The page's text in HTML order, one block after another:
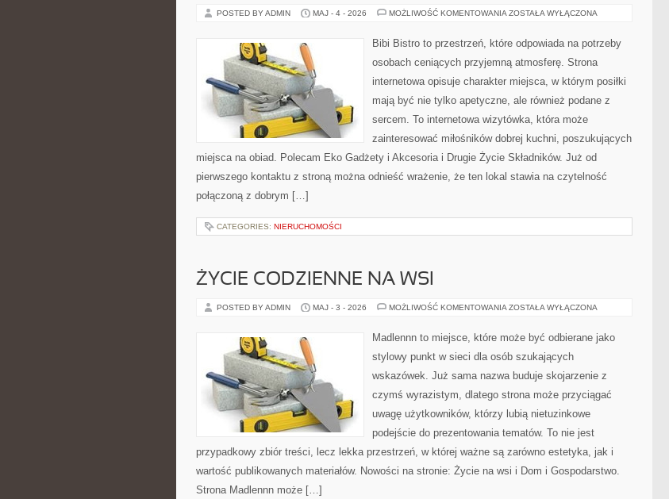
POSTED BY ADMIN MAJ - 4 - 2026 MOŻLIWOŚĆ KOMENTOWANIA PORADNIK
ZOSTAŁA WYŁĄCZONA
Bibi Bistro to przestrzeń, które odpowiada na potrzeby
osobach ceniących przyjemną atmosferę. Strona
internetowa opisuje charakter miejsca, w którym posiłki
mają być nie tylko apetyczne, ale również podane z
sercem. To internetowa wizytówka, która może
zainteresować miłośników dobrej kuchni, poszukujących
miejsca na obiad. Polecam Eko Gadżety i Akcesoria i Drugie Życie Składników. Już od
pierwszego kontaktu z stroną można odnieść wrażenie, że ten lokal stawia na czytelność
połączoną z dobrym […]
CATEGORIES: NIERUCHOMOŚCI
ŻYCIE CODZIENNE NA WSI
POSTED BY ADMIN MAJ - 3 - 2026 MOŻLIWOŚĆ KOMENTOWANIA ŻYCIE
WSI
ZOSTAŁA WYŁĄCZONA
Madlennn to miejsce, które może być odbierane jako
stylowy punkt w sieci dla osób szukających
wskazówek. Już sama nazwa buduje skojarzenie z
czymś wyrazistym, dlatego strona może przyciągać
uwagę użytkowników, którzy lubią nietuzinkowe
podejście do prezentowania tematów. To nie jest
przypadkowy zbiór treści, lecz lekka przestrzeń, w której ważne są zarówno estetyka, jak i
wartość publikowanych materiałów. Nowości na stronie: Życie na wsi i Dom i Gospodarstwo.
Strona Madlennn może […]